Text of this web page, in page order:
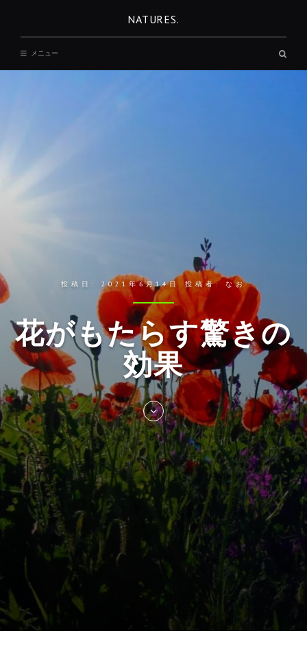
NATURES.
メニュー
投稿日:2021年6月14日 投稿者:なお
花がもたらす驚きの
効果
Skip
to
entry
content